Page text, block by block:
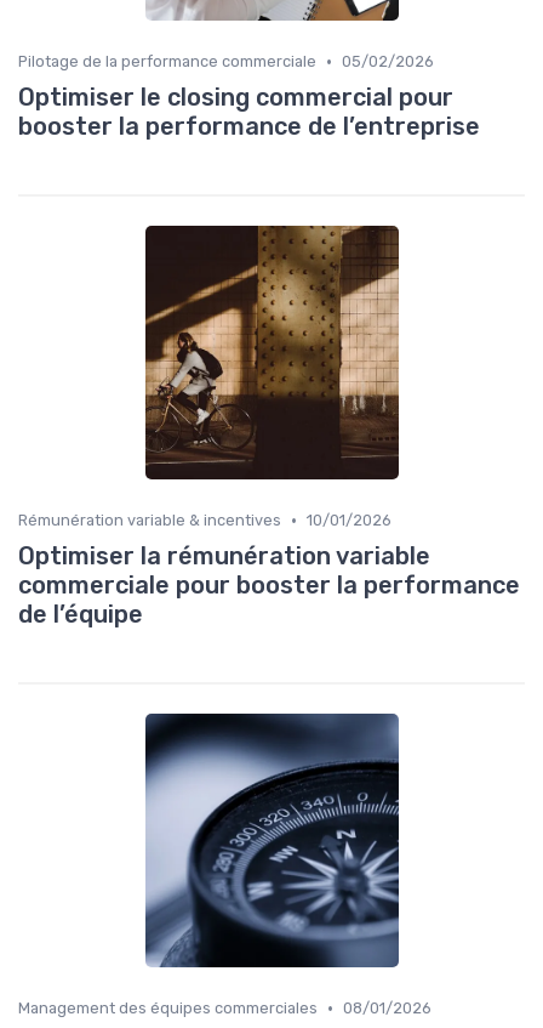
Pilotage de la performance commerciale • 05/02/2026
Optimiser le closing commercial pour
booster la performance de l’entreprise
Rémunération variable & incentives • 10/01/2026
Optimiser la rémunération variable
commerciale pour booster la performance
de l’équipe
Management des équipes commerciales • 08/01/2026